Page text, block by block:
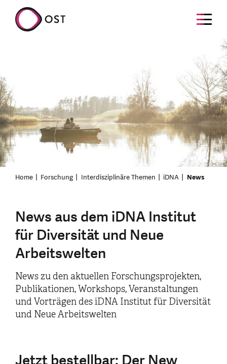
Home Forschung Interdisziplinäre Themen iDNA News
News aus dem iDNA Institut
für Diversität und Neue
Arbeitswelten
News zu den aktuellen Forschungsprojekten,
Publikationen, Workshops, Veranstaltungen
und Vorträgen des iDNA Institut für Diversität
und Neue Arbeitswelten